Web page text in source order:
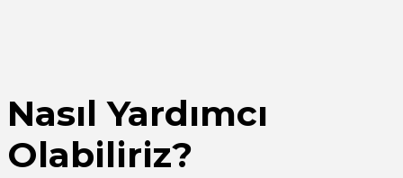
Nasıl Yardımcı
Olabiliriz?